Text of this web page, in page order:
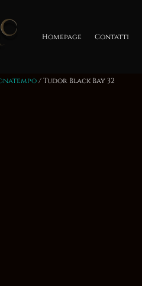
Homepage Contatti
/ Tudor Black Bay 32